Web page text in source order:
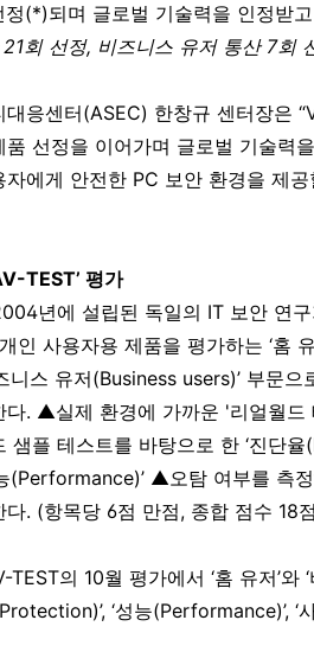
정(*)되며 글로벌 기술력을 인정받
회 선정, 비즈니스 유저 통산7회
대응센터(ASEC) 한창규 센터장은 “
품 선정을 이어가며 글로벌 기술력
자에게 안전한 PC 보안 환경을 제공
TEST’ 평가
년에 설립된 독일의 IT 보안 연구
개인 사용자용 제품을 평가하는 ‘홈
니스 유저(Business users)’ 부문으
다. ▲실제 환경에 가까운 '리얼월드
샘플 테스트를 바탕으로 한 ‘진단율
(Performance)’ ▲오탐 여부를 측정
다. (항목당 6점 만점, 종합 점수 18
TEST의 10월 평가에서 ‘홈 유저’와
’, ‘성능(Performance)’, ‘